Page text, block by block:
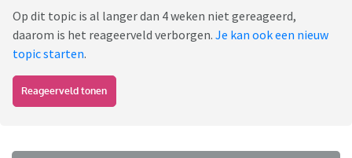
Op dit topic is al langer dan 4 weken niet gereageerd,
daarom is het reageerveld verborgen. Je kan ook een nieuw
topic starten.
Reageerveld tonen